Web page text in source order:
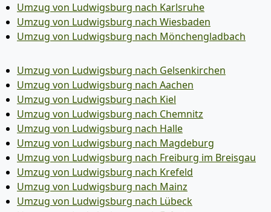
Umzug von Ludwigsburg nach Karlsruhe
Umzug von Ludwigsburg nach Wiesbaden
Umzug von Ludwigsburg nach Mönchen­gladbach
Umzug von Ludwigsburg nach Gelsenkirchen
Umzug von Ludwigsburg nach Aachen
Umzug von Ludwigsburg nach Kiel
Umzug von Ludwigsburg nach Chemnitz
Umzug von Ludwigsburg nach Halle
Umzug von Ludwigsburg nach Magdeburg
Umzug von Ludwigsburg nach Freiburg im Breisgau
Umzug von Ludwigsburg nach Krefeld
Umzug von Ludwigsburg nach Mainz
Umzug von Ludwigsburg nach Lübeck